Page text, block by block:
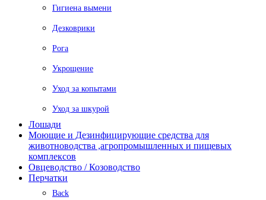
Гигиена вымени
Дезковрики
Рога
Укрощение
Уход за копытами
Уход за шкурой
Лошади
Моющие и Дезинфицирующие средства для
животноводства ,агропромышленных и пищевых
комплексов
Овцеводство / Козоводство
Перчатки
Back